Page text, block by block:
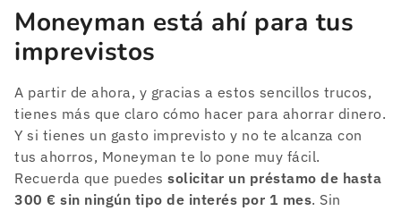
Moneyman está ahí para tus
imprevistos
A partir de ahora, y gracias a estos sencillos trucos,
tienes más que claro cómo hacer para ahorrar dinero.
Y si tienes un gasto imprevisto y no te alcanza con
tus ahorros, Moneyman te lo pone muy fácil.
Recuerda que puedes solicitar un préstamo de hasta
300 € sin ningún tipo de interés por 1 mes. Sin